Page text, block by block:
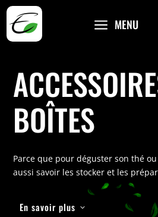
a MENU
BOÎTES
Parce que pour déguster son thé
aussi savoir les stocker et les
En savoir plus